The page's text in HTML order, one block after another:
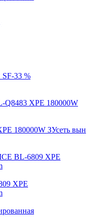
%
180000W ЗУсеть вын
XPE